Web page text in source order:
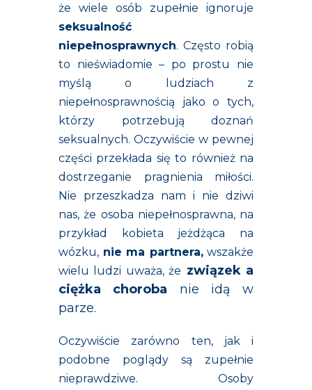
że wiele osób zupełnie ignoruje
seksualność
niepełnosprawnych. Często robią
to nieświadomie – po prostu nie
myślą o ludziach z
niepełnosprawnością jako o tych,
którzy potrzebują doznań
seksualnych. Oczywiście w pewnej
części przekłada się to również na
dostrzeganie pragnienia miłości.
Nie przeszkadza nam i nie dziwi
nas, że osoba niepełnosprawna, na
przykład kobieta jeżdżąca na
wózku, nie ma partnera,wszakże
wielu ludzi uważa, że związek a
ciężka choroba nie idą w
parze.
Oczywiście zarówno ten, jak i
podobne poglądy są zupełnie
nieprawdziwe. Osoby